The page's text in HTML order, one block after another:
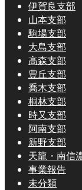
伊賀良支部
山本支部
駒場支部
大島支部
高森支部
豊丘支部
喬木支部
桐林支部
時又支部
阿南支部
新野支部
天龍・南信
事業報告
未分類